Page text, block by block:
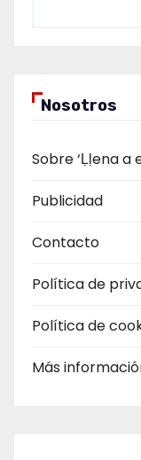
Nosotros
Sobre ‘Ḷḷena a
Publicidad
Contacto
Política de
Política de
Más